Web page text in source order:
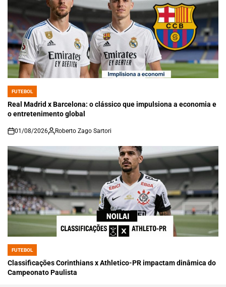
POSTED
IN
FUTEBOL
Real Madrid x Barcelona: o clássico que impulsiona a economia e
o entretenimento global
on
01/08/2026 Roberto Zago Sartori
POSTED
IN
FUTEBOL
Classificações Corinthians x Athletico-PR impactam dinâmica do
Campeonato Paulista